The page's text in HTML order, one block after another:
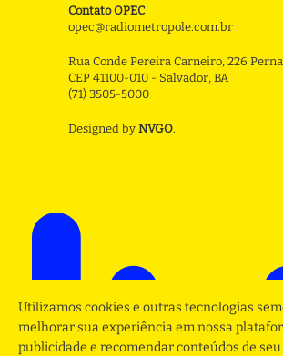
Contato OPEC
opec@radiometropole.com.br
Rua Conde Pereira Carneiro, 226
CEP 41100-010 - Salvador, BA
(71) 3505-5000
Designed by NVGO.
Utilizamos cookies e outras tecnologias
melhorar sua experiência em nossa
publicidade e recomendar conteúdos de